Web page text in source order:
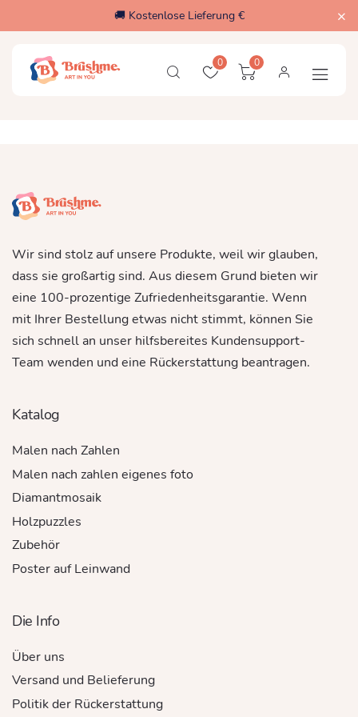
🚚 Kostenlose Lieferung €
0 0
Wir sind stolz auf unsere Produkte, weil wir glauben,
dass sie großartig sind. Aus diesem Grund bieten wir
eine 100-prozentige Zufriedenheitsgarantie. Wenn
mit Ihrer Bestellung etwas nicht stimmt, können Sie
sich schnell an unser hilfsbereites Kundensupport-
Team wenden und eine Rückerstattung beantragen.
Katalog
Malen nach Zahlen
Malen nach zahlen eigenes foto
Diamantmosaik
Holzpuzzles
Zubehör
Poster auf Leinwand
Die Info
Über uns
Versand und Belieferung
Politik der Rückerstattung